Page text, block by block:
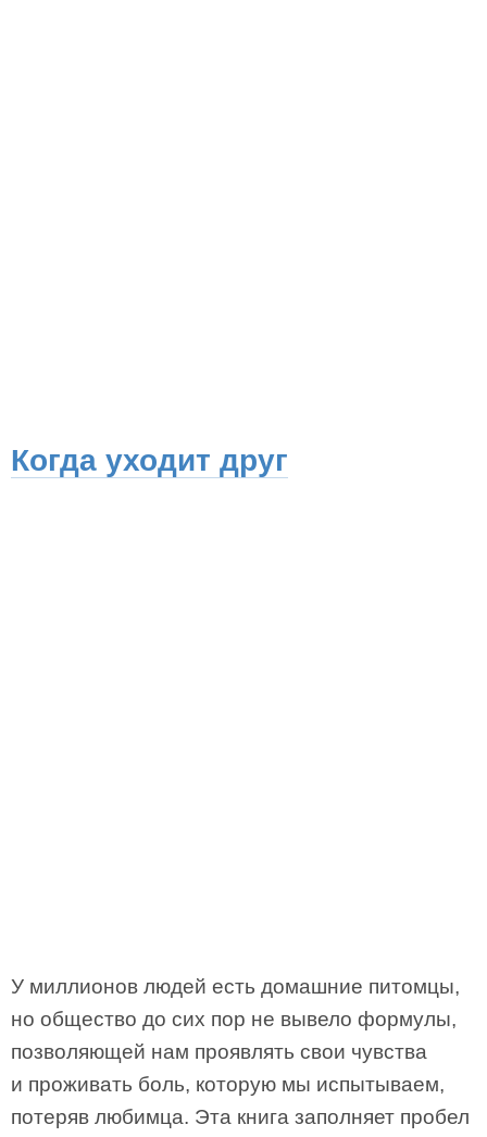
Когда уходит друг
У миллионов людей есть домашние питомцы,
но общество до сих пор не вывело формулы,
позволяющей нам проявлять свои чувства
и проживать боль, которую мы испытываем,
потеряв любимца. Эта книга заполняет пробел